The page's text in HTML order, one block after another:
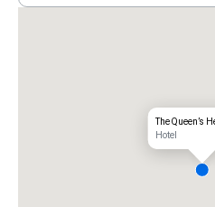
The Queen’s
Hotel